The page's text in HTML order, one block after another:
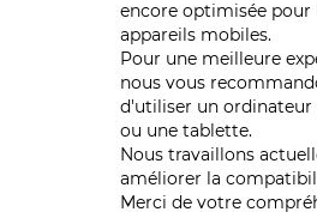
encore optimisée pour
appareils mobiles.
Pour une meilleure
nous vous
d'utiliser un ordinateur
ou une tablette.
Nous travaillons
améliorer la
Merci de votre